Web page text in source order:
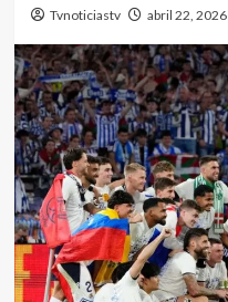
Tvnoticiastv abril 22, 2026